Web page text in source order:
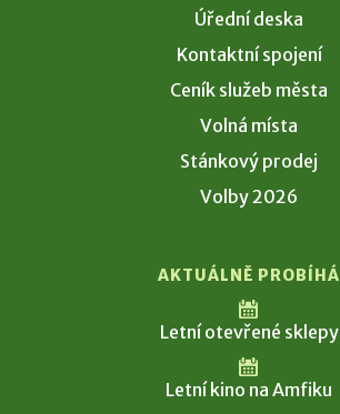
Úřední deska
Kontaktní spojení
Ceník služeb města
Volná místa
Stánkový prodej
Volby 2026
AKTUÁLNĚ PROBÍHÁ
Letní otevřené sklepy
Letní kino na Amfiku